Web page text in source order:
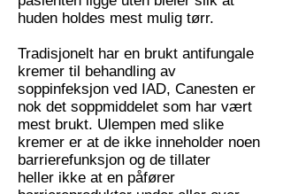
huden holdes mest mulig tørr.
Tradisjonelt har en brukt antifungale
kremer til behandling av
soppinfeksjon ved IAD, Canesten er
nok det soppmiddelet som har vært
mest brukt. Ulempen med slike
kremer er at de ikke inneholder noen
barrierefunksjon og de tillater
heller ikke at en påfører